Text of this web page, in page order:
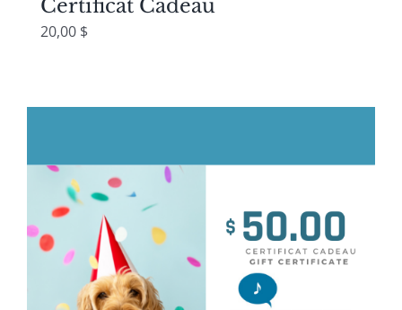
Certificat Cadeau
20,00 $